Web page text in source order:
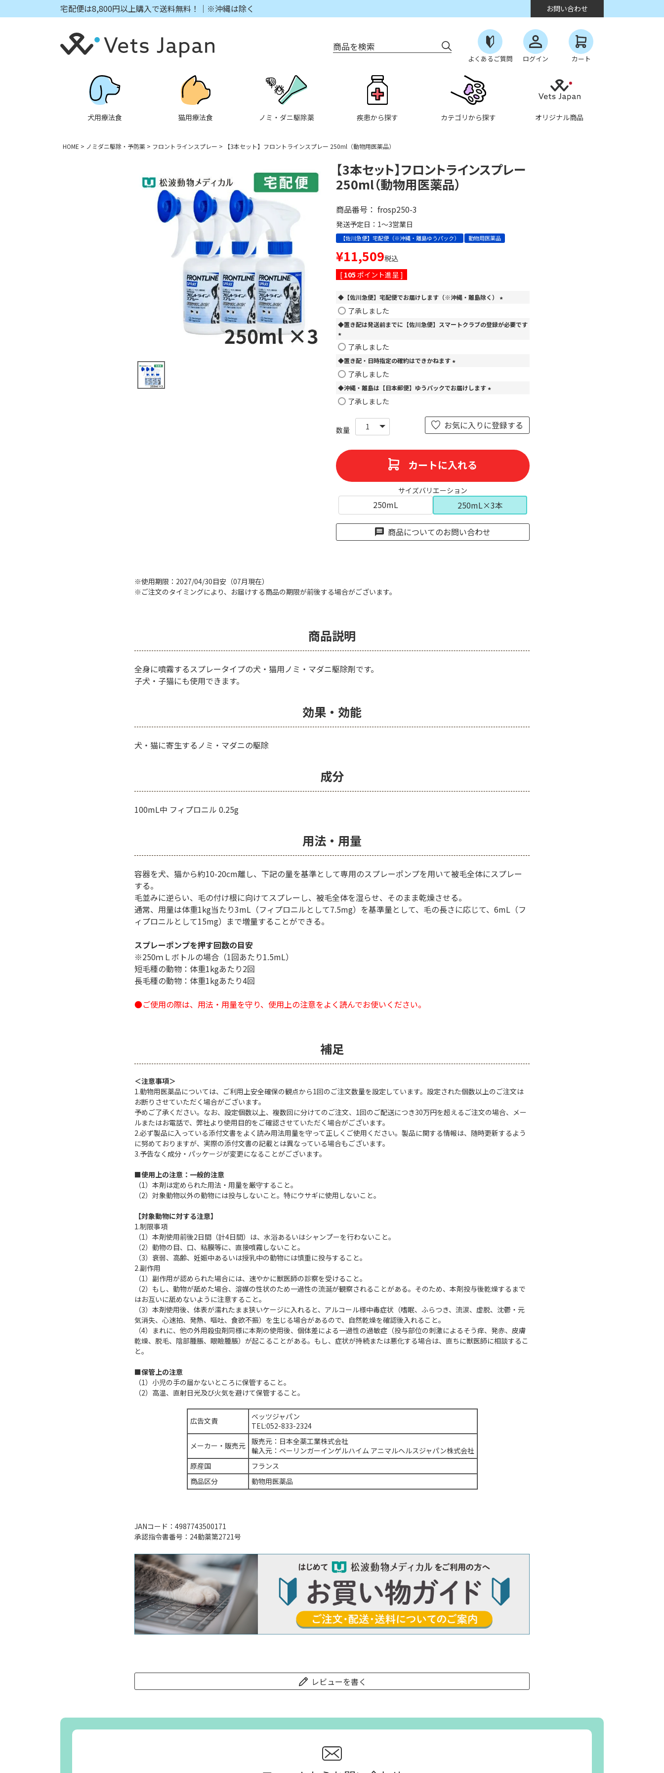
宅配便は8,800円以上購入で送料無料！｜※沖縄は除く お問い合わせ
商品を検索
よくあるご質問 ログイン カート
犬用療法食 猫用療法食 ノミ・ダニ駆除薬 疾患から探す カテゴリから探す オリジナル商品
HOME ノミダニ駆除・予防薬 フロントラインスプレー 【3本セット】フロントラインスプレー 250ml（動物用医薬品）
【3本セット】フロントラインスプレー
250ml（動物用医薬品）
商品番号 frosp250-3
発送予定日：1～3営業日
【佐川急便】宅配便（※沖縄・離島ゆうパック） 動物用医薬品
¥11,509税込
[ 105 ポイント進呈 ]
◆【佐川急便】宅配便でお届けします（※沖縄・離島除く）
須
了承しました
◆置き配は発送前までに【佐川急便】スマートクラブの登録が必要です
(
必
須
)
了承しました
◆置き配・日時指定の確約はできかねます
須
了承しました
◆沖縄・離島は【日本郵便】ゆうパックでお届けします
須
)
了承しました
お気に入りに登録する
カートに入れる
サイズバリエーション
250mL 250mL×3本
商品についてのお問い合わせ
※使用期限：2027/04/30目安（07月現在）
※ご注文のタイミングにより、お届けする商品の期限が前後する場合がございます。
商品説明
全身に噴霧するスプレータイプの犬・猫用ノミ・マダニ駆除剤です。
子犬・子猫にも使用できます。
効果・効能
犬・猫に寄生するノミ・マダニの駆除
成分
100mL中 フィプロニル 0.25g
用法・用量
容器を犬、猫から約10-20cm離し、下記の量を基準として専用のスプレーポンプを用いて被毛全体にスプレー
する。
毛並みに逆らい、毛の付け根に向けてスプレーし、被毛全体を湿らせ、そのまま乾燥させる。
通常、用量は体重1kg当たり3mL（フィプロニルとして7.5mg）を基準量として、毛の長さに応じて、6mL（フ
ィプロニルとして15mg）まで増量することができる。
スプレーポンプを押す回数の目安
※250ｍＬボトルの場合（1回あたり1.5mL）
短毛種の動物：体重1kgあたり2回
長毛種の動物：体重1kgあたり4回
●ご使用の際は、用法・用量を守り、使用上の注意をよく読んでお使いください。
補足
＜注意事項＞
1.動物用医薬品については、ご利用上安全確保の観点から1回のご注文数量を設定しています。設定された個数以上のご注文は
お断りさせていただく場合がございます。
予めご了承ください。なお、設定個数以上、複数回に分けてのご注文、1回のご配送につき30万円を超えるご注文の場合、メー
ルまたはお電話で、弊社より使用目的をご確認させていただく場合がございます。
2.必ず製品に入っている添付文書をよく読み用法用量を守って正しくご使用ください。製品に関する情報は、随時更新するよう
に努めておりますが、実際の添付文書の記載とは異なっている場合もございます。
3.予告なく成分・パッケージが変更になることがございます。
■使用上の注意：一般的注意
（1）本剤は定められた用法・用量を厳守すること。
（2）対象動物以外の動物には投与しないこと。特にウサギに使用しないこと。
【対象動物に対する注意】
1.制限事項
（1）本剤使用前後2日間（計4日間）は、水浴あるいはシャンプーを行わないこと。
（2）動物の目、口、粘膜等に、直接噴霧しないこと。
（3）衰弱、高齢、妊娠中あるいは授乳中の動物には慎重に投与すること。
2.副作用
（1）副作用が認められた場合には、速やかに獣医師の診察を受けること。
（2）もし、動物が舐めた場合、溶媒の性状のため一過性の流涎が観察されることがある。そのため、本剤投与後乾燥するまで
はお互いに舐めないように注意すること。
（3）本剤使用後、体表が濡れたまま狭いケージに入れると、アルコール様中毒症状（嗜眠、ふらつき、流涙、虚脱、沈鬱・元
気消失、心速拍、発熱、嘔吐、食欲不振）を生じる場合があるので、自然乾燥を確認後入れること。
（4）まれに、他の外用殺虫剤同様に本剤の使用後、個体差による一過性の過敏症（投与部位の刺激によるそう痒、発赤、皮膚
乾燥、脱毛、陰部腫脹、眼瞼腫脹）が起こることがある。もし、症状が持続または悪化する場合は、直ちに獣医師に相談するこ
と。
■保管上の注意
（1）小児の手の届かないところに保管すること。
（2）高温、直射日光及び火気を避けて保管すること。
広告文責
ベッツジャパン
TEL:052-833-2324
メーカー・販売元
販売元：日本全薬工業株式会社
輸入元：ベーリンガーインゲルハイム アニマルヘルスジャパン株式会社
原産国
フランス
商品区分
動物用医薬品
JANコード：4987743500171
承認指令書番号：24動薬第2721号
レビューを書く